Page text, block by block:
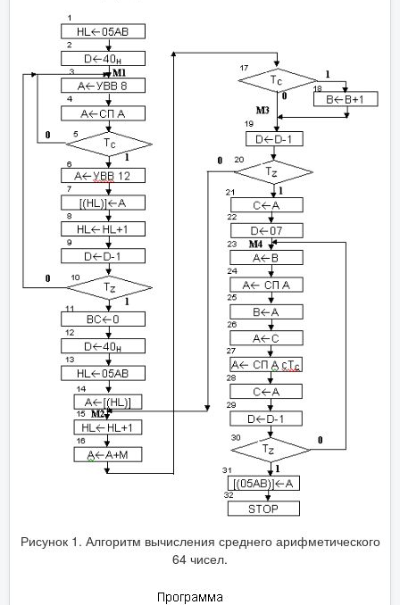
Рисунок 1. Алгоритм вычисления среднего арифметического
64 чисел.